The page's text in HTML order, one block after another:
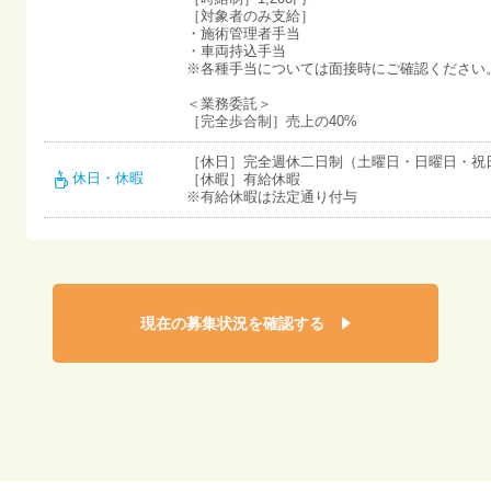
［対象者のみ支給］
・施術管理者手当
・車両持込手当
※各種手当については面接時にご確認ください
＜業務委託＞
［完全歩合制］売上の40%
休日・休暇
［休日］完全週休二日制（土曜日・日曜日・祝
［休暇］有給休暇
※有給休暇は法定通り付与
現在の募集状況を確認する